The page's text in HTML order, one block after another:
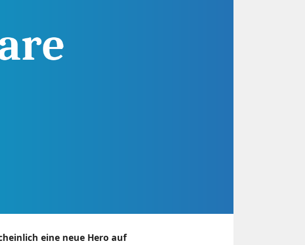
eine neue Hero auf